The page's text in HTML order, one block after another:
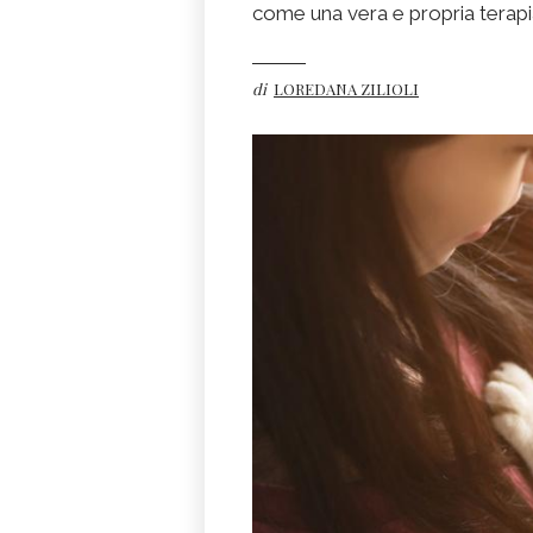
come una vera e propria
di LOREDANA ZILIOLI